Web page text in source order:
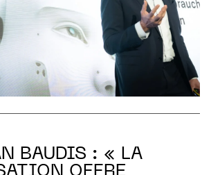
BAUDIS : « LA